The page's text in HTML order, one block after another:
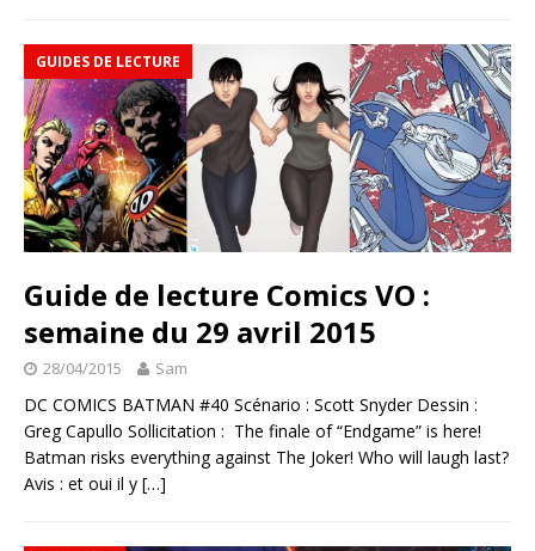
GUIDES DE LECTURE
Guide de lecture Comics VO :
semaine du 29 avril 2015
28/04/2015 Sam
DC COMICS BATMAN #40 Scénario : Scott Snyder Dessin :
Greg Capullo Sollicitation : The finale of “Endgame” is here!
Batman risks everything against The Joker! Who will laugh last?
Avis : et oui il y […]